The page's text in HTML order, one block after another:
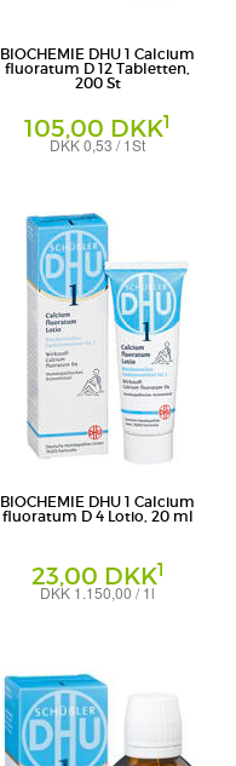
BIOCHEMIE DHU 1 Calcium
fluoratum D 12 Tabletten,
200 St
105,00 DKK1
DKK 0,53 / 1St
BIOCHEMIE DHU 1 Calcium
fluoratum D 4 Lotio, 20 ml
23,00 DKK1
DKK 1.150,00 / 1l